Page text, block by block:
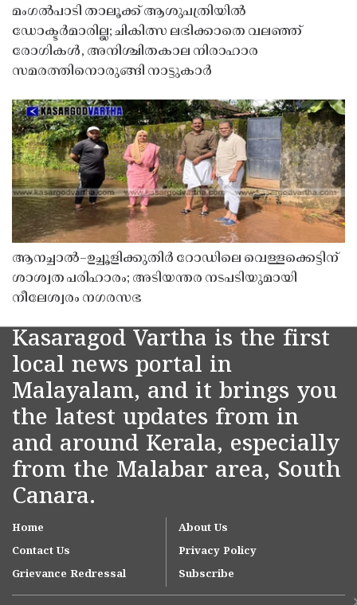
മംഗൽപാടി താലൂക്ക് ആശുപത്രിയിൽ
ഡോക്ടർമാരില്ല; ചികിത്സ ലഭിക്കാതെ വലഞ്ഞ്
രോഗികൾ, അനിശ്ചിതകാല നിരാഹാര
സമരത്തിനൊരുങ്ങി നാട്ടുകാർ
ആനച്ചാൽ–ഉച്ചൂളിക്കുതിർ റോഡിലെ വെള്ളക്കെട്ടിന്
ശാശ്വത പരിഹാരം; അടിയന്തര നടപടിയുമായി
നീലേശ്വരം നഗരസഭ
Kasaragod Vartha is the first
local news portal in
Malayalam, and it brings you
the latest updates from in
and around Kerala, especially
from the Malabar area, South
Canara.
Home
About Us
Contact Us
Privacy Policy
Grievance Redressal
Subscribe